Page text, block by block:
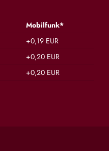
Mobilfunk*
+0,19 EUR
+0,20 EUR
+0,20 EUR